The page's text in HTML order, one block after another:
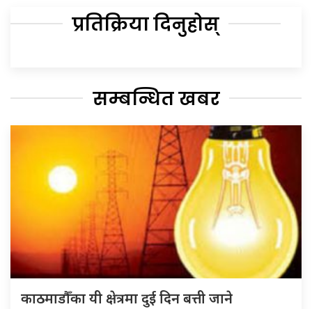
प्रतिक्रिया दिनुहोस्
सम्बन्धित खबर
काठमाडौँका यी क्षेत्रमा दुई दिन बत्ती जाने